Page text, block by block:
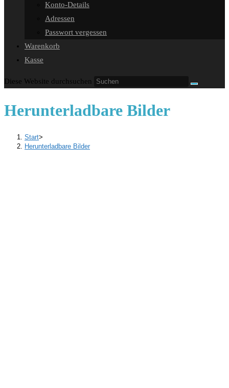
Konto-Details
Adressen
Passwort vergessen
Warenkorb
Kasse
Diese Website durchsuchen
Herunterladbare Bilder
Start>
Herunterladbare Bilder